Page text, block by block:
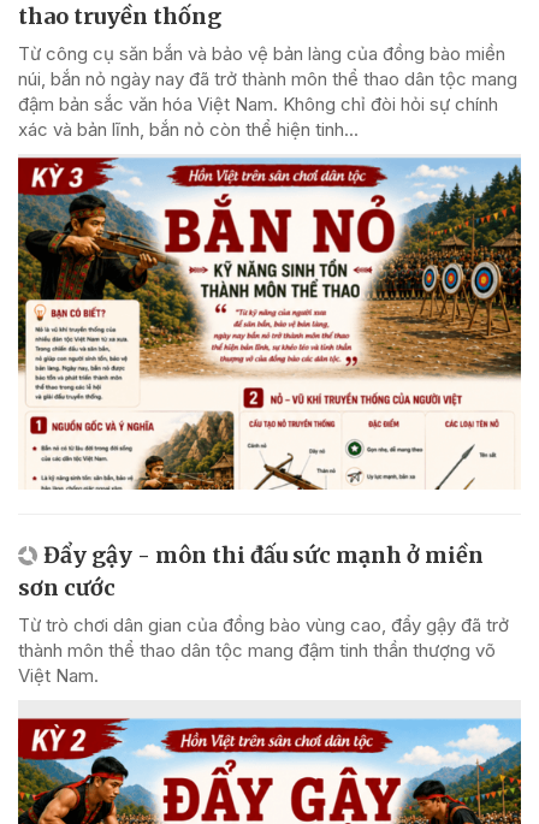
thao truyền thống
Từ công cụ săn bắn và bảo vệ bản làng của đồng bào miền
núi, bắn nỏ ngày nay đã trở thành môn thể thao dân tộc mang
đậm bản sắc văn hóa Việt Nam. Không chỉ đòi hỏi sự chính
xác và bản lĩnh, bắn nỏ còn thể hiện tinh...
Đẩy gậy - môn thi đấu sức mạnh ở miền
sơn cước
Từ trò chơi dân gian của đồng bào vùng cao, đẩy gậy đã trở
thành môn thể thao dân tộc mang đậm tinh thần thượng võ
Việt Nam.